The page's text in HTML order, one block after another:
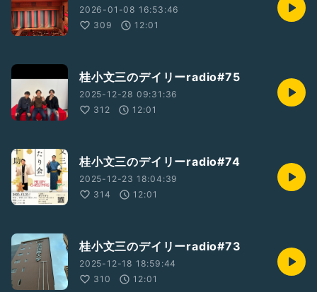
2026-01-08 16:53:46
309
12:01
桂小文三のデイリーradio#75
2025-12-28 09:31:36
312
12:01
桂小文三のデイリーradio#74
2025-12-23 18:04:39
314
12:01
桂小文三のデイリーradio#73
2025-12-18 18:59:44
310
12:01